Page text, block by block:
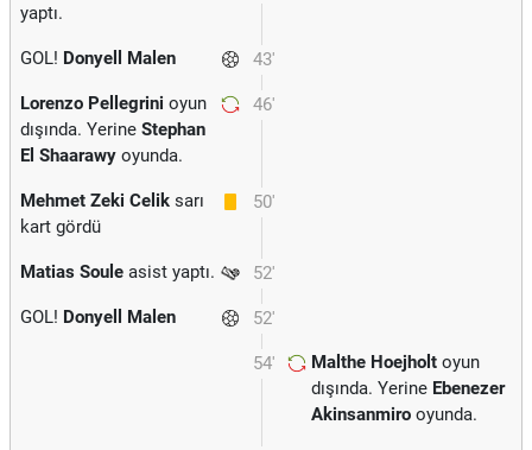
yaptı.
43'
GOL! Donyell Malen
46'
Lorenzo Pellegrini oyun
dışında. Yerine Stephan
El Shaarawy oyunda.
50'
Mehmet Zeki Celik sarı
kart gördü
52'
Matias Soule asist yaptı.
52'
GOL! Donyell Malen
54' Malthe Hoejholt oyun
dışında. Yerine Ebenezer
Akinsanmiro oyunda.